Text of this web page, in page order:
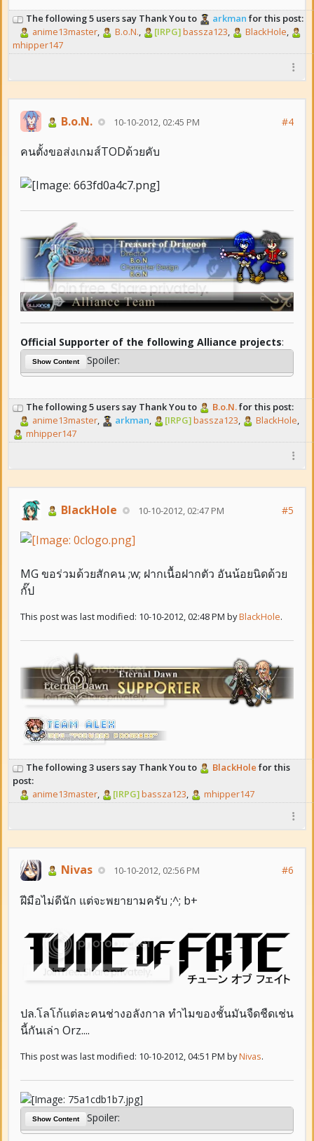
The following 5 users say Thank You to arkman for this post:
anime13master, B.o.N., [IRPG]bassza123, BlackHole,
mhipper147
B.o.N. 10-10-2012, 02:45 PM #4
คนตั้งขอส่งเกมส์TODด้วยคับ
Official Supporter of the following Alliance projects:
Show Content Spoiler:
The following 5 users say Thank You to B.o.N.for this post:
anime13master, arkman, [IRPG]bassza123, BlackHole,
mhipper147
BlackHole 10-10-2012, 02:47 PM #5
MG ขอร่วมด้วยสักคน ;w; ฝากเนื้อฝากตัว อันน้อยนิดด้วย
กั๊ป
This post was last modified: 10-10-2012, 02:48 PM byBlackHole.
The following 3 users say Thank You to BlackHole for this
post:
anime13master, [IRPG]bassza123, mhipper147
Nivas 10-10-2012, 02:56 PM #6
ฝีมือไม่ดีนัก แต่จะพยายามครับ ;^; b+
ปล.โลโก้แต่ละคนช่างอลังกาล ทำไมของชั้นมันจืดชืดเช่น
นี้กันเล่า Orz....
This post was last modified: 10-10-2012, 04:51 PM byNivas.
Show Content Spoiler: